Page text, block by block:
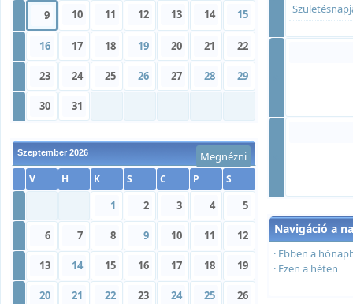
9 10 11 12 13 14 15
16 17 18 19 20 21 22
23 24 25 26 27 28 29
30 31
Megnézni
Szeptember 2026
V H K S C P S
1 2 3 4 5
6 7 8 9 10 11 12
13 14 15 16 17 18 19
20 21 22 23 24 25 26
Navigáció a
· Ebben a
· Ezen a héten